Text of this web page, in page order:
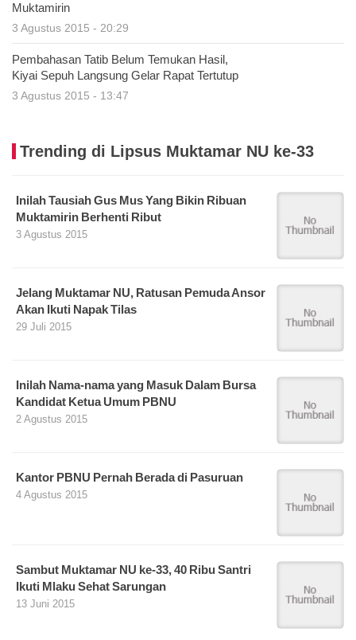
Muktamirin
3 Agustus 2015 - 20:29
Pembahasan Tatib Belum Temukan Hasil,
Kiyai Sepuh Langsung Gelar Rapat Tertutup
3 Agustus 2015 - 13:47
Trending di Lipsus Muktamar NU ke-33
Inilah Tausiah Gus Mus Yang Bikin Ribuan
Muktamirin Berhenti Ribut
3 Agustus 2015
Jelang Muktamar NU, Ratusan Pemuda Ansor
Akan Ikuti Napak Tilas
29 Juli 2015
Inilah Nama-nama yang Masuk Dalam Bursa
Kandidat Ketua Umum PBNU
2 Agustus 2015
Kantor PBNU Pernah Berada di Pasuruan
4 Agustus 2015
Sambut Muktamar NU ke-33, 40 Ribu Santri
Ikuti Mlaku Sehat Sarungan
13 Juni 2015